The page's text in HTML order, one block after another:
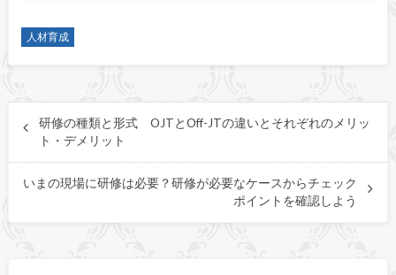
人材育成
研修の種類と形式 OJTとOff-JTの違いとそれぞれのメリッ
ト・デメリット
いまの現場に研修は必要？研修が必要なケースからチェック
ポイントを確認しよう